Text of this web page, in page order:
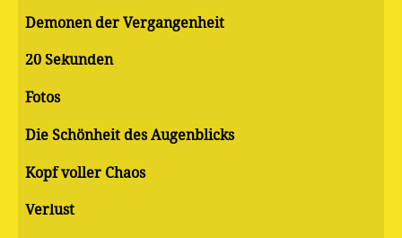
Demonen der Vergangenheit
20 Sekunden
Fotos
Die Schönheit des Augenblicks
Kopf voller Chaos
Verlust